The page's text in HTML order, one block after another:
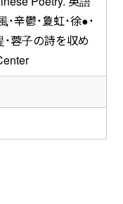
辛鬱・夐虹・徐●・
・蓉子の詩を収め